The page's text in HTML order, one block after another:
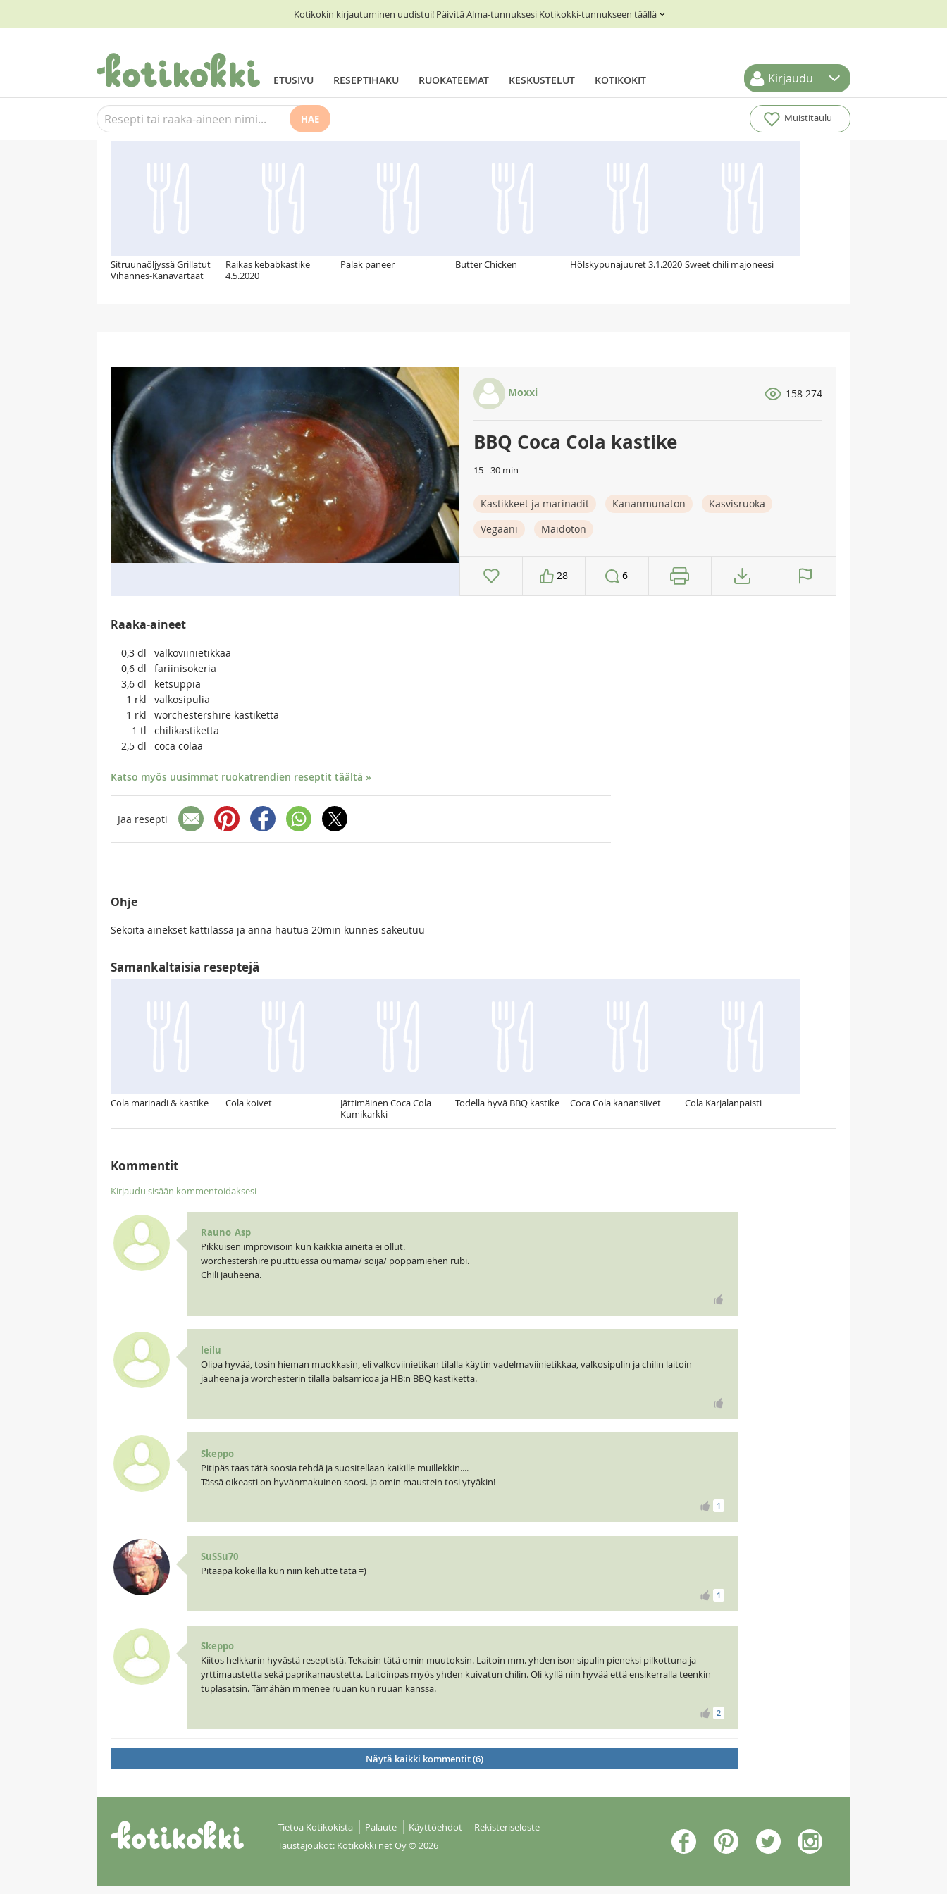
Kotikokin kirjautuminen uudistui! Päivitä Alma-tunnuksesi Kotikokki-tunnukseen täällä
ETUSIVU RESEPTIHAKU RUOKATEEMAT KESKUSTELUT KOTIKOKIT Kirjaudu
HAE Muistitaulu
Suosittelemme myös
Sitruunaöljyssä Grillatut
Vihannes-Kanavartaat
Raikas kebabkastike
4.5.2020
Palak paneer Butter Chicken Hölskypunajuuret 3.1.2020 Sweet chili majoneesi
Moxxi 158 274
BBQ Coca Cola kastike
15 - 30 min
Kastikkeet ja marinadit Kananmunaton
Kasvisruoka
Vegaani
Maidoton
28 6
Raaka-aineet
0,3 dl
valkoviinietikkaa
0,6 dl
fariinisokeria
3,6 dl
ketsuppia
1 rkl
valkosipulia
1 rkl
worchestershire kastiketta
1 tl
chilikastiketta
2,5 dl coca colaa
Katso myös uusimmat ruokatrendien reseptit täältä »
Jaa resepti
Ohje
Sekoita ainekset kattilassa ja anna hautua 20min kunnes sakeutuu
Samankaltaisia reseptejä
Cola marinadi & kastike Cola koivet
Jättimäinen Coca Cola
Kumikarkki
Todella hyvä BBQ kastike Coca Cola kanansiivet Cola Karjalanpaisti
Kommentit
Kirjaudu sisään kommentoidaksesi
Rauno_Asp
Pikkuisen improvisoin kun kaikkia aineita ei ollut.
worchestershire puuttuessa oumama/ soija/ poppamiehen rubi.
Chili jauheena.
leilu
Olipa hyvää, tosin hieman muokkasin, eli valkoviinietikan tilalla käytin vadelmaviinietikkaa, valkosipulin ja chilin laitoin
jauheena ja worchesterin tilalla balsamicoa ja HB:n BBQ kastiketta.
Skeppo
Pitipäs taas tätä soosia tehdä ja suositellaan kaikille muillekkin....
Tässä oikeasti on hyvänmakuinen soosi. Ja omin maustein tosi ytyäkin!
1
SuSSu70
Pitääpä kokeilla kun niin kehutte tätä =)
1
Skeppo
Kiitos helkkarin hyvästä reseptistä. Tekaisin tätä omin muutoksin. Laitoin mm. yhden ison sipulin pieneksi pilkottuna ja
yrttimaustetta sekä paprikamaustetta. Laitoinpas myös yhden kuivatun chilin. Oli kyllä niin hyvää että ensikerralla teenkin
tuplasatsin. Tämähän mmenee ruuan kun ruuan kanssa.
2
Näytä kaikki kommentit (6)
Tietoa Kotikokista Palaute Käyttöehdot
Rekisteriseloste
Taustajoukot: Kotikokki net Oy© 2026